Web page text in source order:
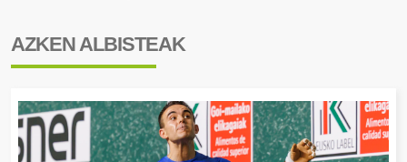
AZKEN ALBISTEAK